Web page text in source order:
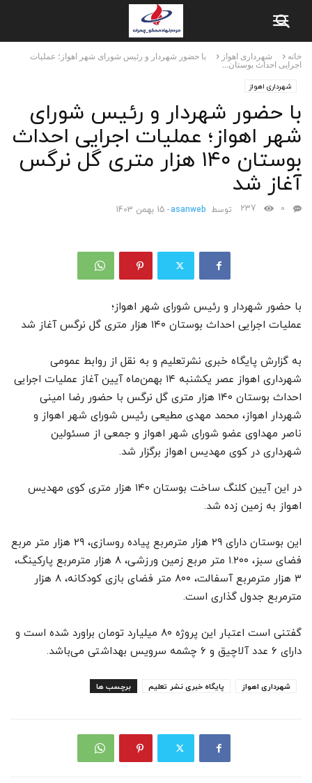
خانه شهرداری اهواز
با حضور شهردار و رئیس شورای شهر اهواز؛ عملیات
اجرایی احداث بوستان...
شهرداری اهواز
با حضور شهردار و رئیس شورای
شهر اهواز؛ عملیات اجرایی احداث
بوستان ۱۴٠ هزار متری گل نرگس
آغاز شد
توسط asanweb
- 15 بهمن 1403 0
237
با حضور شهردار و رئیس شورای شهر اهواز؛
عملیات اجرایی احداث بوستان ۱۴٠ هزار متری گل نرگس آغاز شد
به گزارش پایگاه خبری نشرتعلیم و به نقل از روابط عمومی
شهرداری اهواز عصر یکشنبه ۱۴ بهمن‌ماه آیین آغاز عملیات اجرایی
احداث بوستان ۱۴٠ هزار متری گل نرگس با حضور رضا امینی
شهردار اهواز، محمد مهدی مطیعی رئیس شورای شهر اهواز و
ناصر مهداوی عضو شورای شهر اهواز و جمعی از مسئولین
شهرداری در کوی مهدیس اهواز برگزار شد.
در این آیین کلنگ ساخت بوستان ۱۴٠ هزار متری کوی مهدیس
اهواز به زمین زده شد.
این بوستان دارای ۲۹ هزار مترمربع پیاده روسازی، ۲۹ هزار متر مربع
فضای سبز، ۱.۲٠٠ متر مربع زمین ورزشی، ۸ هزار مترمربع پارکینگ،
۳ هزار مترمربع آسفالت، ۸٠٠ متر فضای بازی کودکانه، ۸ هزار
مترمربع جدول گذاری است.
گفتنی است اعتبار این پروژه ۸٠ میلیارد تومان براورد شده است و
دارای ۶ عدد آلاچیق و ۶ چشمه سرویس بهداشتی می‌باشد.
برچسب ها پایگاه خبری نشر تعلیم شهرداری اهواز